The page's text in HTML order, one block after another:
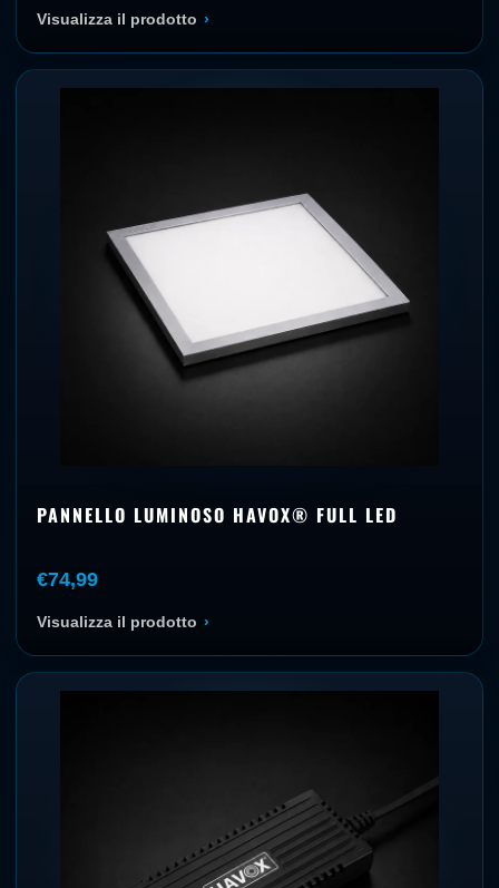
Visualizza il prodotto ›
PANNELLO LUMINOSO HAVOX® FULL LED
€74,99
Visualizza il prodotto ›